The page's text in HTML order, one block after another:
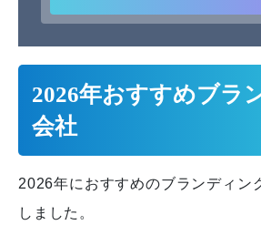
2026年おすすめブラ
会社
2026年におすすめのブランディン
しました。